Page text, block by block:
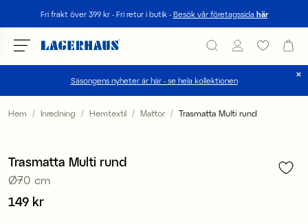
Fri frakt över 399 kr - Fri retur i butik - Besök vår företagssida här
Säsongens nyheter är här - se hela kollektionen
Välj språk / valuta
FI / EUR
Hem Inredning Hemtextil Mattor
Trasmatta Multi rund
Trasmatta Multi rund
Ø70 cm
Pris :149 kr
149 kr